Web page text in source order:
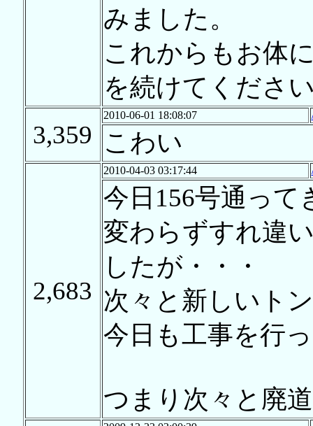
みました。
これからもお体
を続けてくださ
3,359
2010-06-01 18:08:07
こわい
2,683
2010-04-03 03:17:44
今日156号通って
変わらずすれ違
したが・・・
次々と新しいト
今日も工事を行
つまり次々と廃